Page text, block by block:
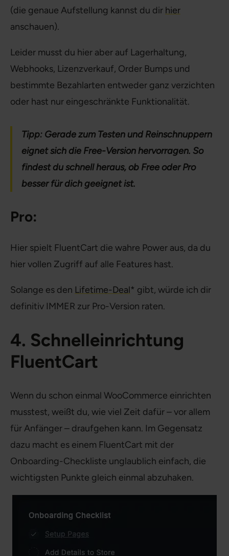
(die genaue Aufstellung kannst du dir hier
anschauen).
Leider musst du hier aber auf Lagerhaltung,
Webhooks, Lizenzverkauf, Order Bumps und
bestimmte Bezahlarten entweder ganz verzichten
oder hast nur eingeschränkte Funktionalität.
Tipp: Gerade zum Testen und Reinschnuppern
eignet sich die Free-Version hervorragen. So
findest du schnell heraus, ob Free oder Pro
besser für dich geeignet ist.
Pro:
Hier spielt FluentCart die wahre Power aus, da du
hier vollen Zugriff auf alle Features hast.
Solange es den Lifetime-Deal* gibt, würde ich dir
definitiv IMMER zur Pro-Version raten.
4. Schnelleinrichtung
FluentCart
Wenn du schon einmal WooCommerce einrichten
musstest, weißt du, wie viel Zeit dafür – vor allem
für Anfänger – draufgehen kann. Im Gegensatz
dazu macht es einem FluentCart mit der
Onboarding-Checkliste unglaublich einfach, die
wichtigsten Punkte gleich einmal abzuhaken.